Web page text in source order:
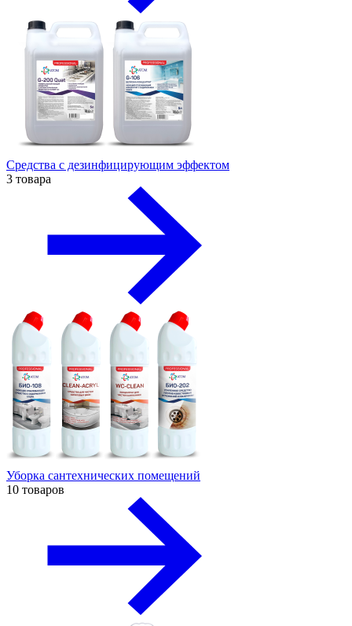
Средства с дезинфицирующим эффектом
3 товара
Уборка сантехнических помещений
10 товаров